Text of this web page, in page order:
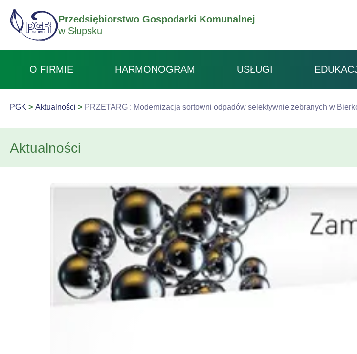
Przedsiębiorstwo Gospodarki Komunalnej
w Słupsku
O FIRMIE HARMONOGRAM USŁUGI
PGK Aktualności PRZETARG : Modernizacja sortowni odpadów selektywnie zebranych w
Aktualności